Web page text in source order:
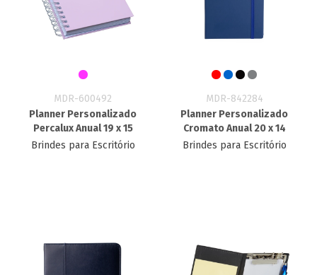
MDR-600492
Planner Personalizado
Percalux Anual 19 x 15
Brindes para Escritório
MDR-842284
Planner Personalizado
Cromato Anual 20 x 14
Brindes para Escritório